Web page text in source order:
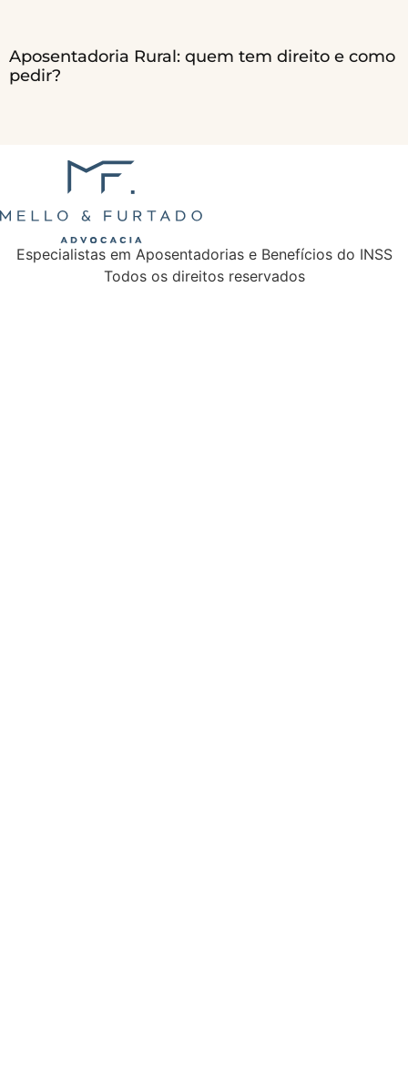
Aposentadoria Rural: quem tem direito e como
pedir?
Especialistas em Aposentadorias e Benefícios do INSS
Todos os direitos reservados